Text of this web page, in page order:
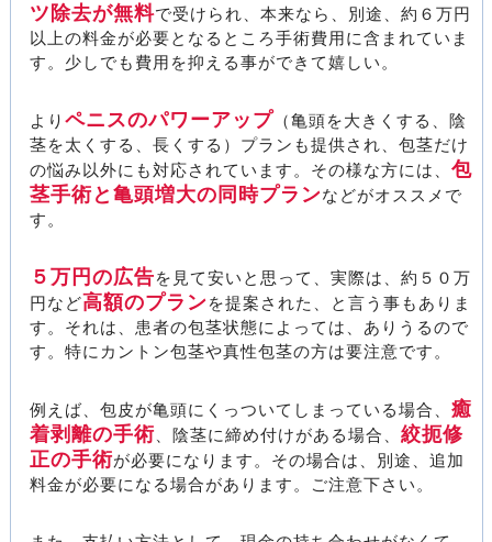
ツ除去が無料で受けられ、本来なら、別途、約６万円
以上の料金が必要となるところ手術費用に含まれていま
す。少しでも費用を抑える事ができて嬉しい。
より ペニスのパワーアップ （亀頭を大きくする、陰
茎を太くする、長くする）プランも提供され、包茎だけ
の悩み以外にも対応されています。その様な方には、 包
茎手術と亀頭増大の同時プランなどがオススメで
す。
５万円の広告を見て安いと思って、実際は、約５０万
円など高額のプランを提案された、と言う事もありま
す。それは、患者の包茎状態によっては、ありうるので
す。特にカントン包茎や真性包茎の方は要注意です。
例えば、包皮が亀頭にくっついてしまっている場合、 癒
着剥離の手術 、陰茎に締め付けがある場合、 絞扼修
正の手術が必要になります。その場合は、別途、追加
料金が必要になる場合があります。ご注意下さい。